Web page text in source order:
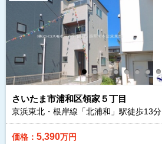
さいたま市浦和区領家５丁目
京浜東北・根岸線「北浦和」駅徒歩13分
価格： 5,390万円